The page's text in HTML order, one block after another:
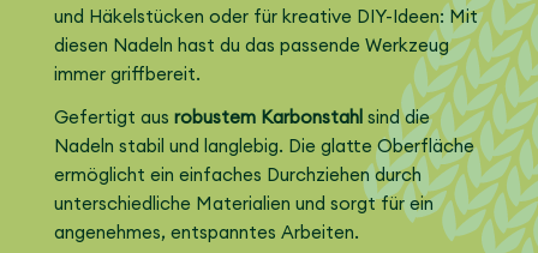
und Häkelstücken oder für kreative DIY-Ideen: Mit
diesen Nadeln hast du das passende Werkzeug
immer griffbereit.
Gefertigt aus robustem Karbonstahlsind die
Nadeln stabil und langlebig. Die glatte Oberfläche
ermöglicht ein einfaches Durchziehen durch
unterschiedliche Materialien und sorgt für ein
angenehmes, entspanntes Arbeiten.